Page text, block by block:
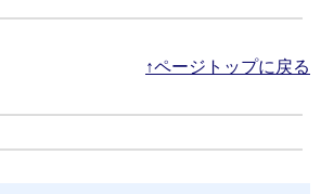
↑ページトップに戻る